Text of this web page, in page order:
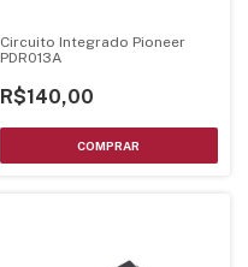
Circuito Integrado Pioneer
PDR013A
R$140,00